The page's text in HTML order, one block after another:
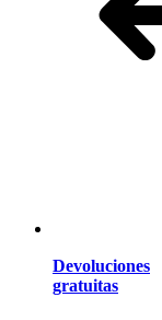
Devoluciones
gratuitas